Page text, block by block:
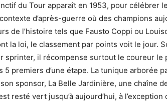
du Tour apparaît en 1953, pour célébrer
d’après-guerre où des champions
de l’histoire tels que Fausto Coppi ou
la loi, le classement par points voit le jour.
sprinter, il récompense surtout le coureur le
5 premiers d’une étape. La tunique arborée
sponsor, La Belle Jardinière, une chaîne
resté vert jusqu’à aujourd’hui, à l’exception